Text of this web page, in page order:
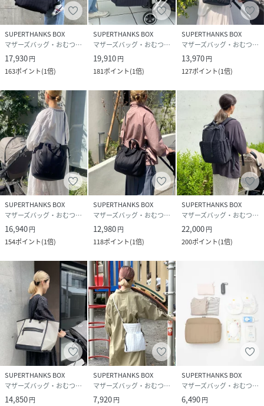
＊斜めがけしても肩に食い込まない幅広ショルダーベルトを
採用。取り外しも可能です。
【4】お洗濯可能！ご家庭の洗濯機で洗えます◎
こちらのバッグは洗濯機で洗うことができます（手洗いも可
バッグを底でたたみ、洗濯ネットに入れて、デリケートコー
ス（一番優しい洗い方、弱水流）でお洗濯してください。洗
剤は中性洗剤を使用してください。
より詳しいお手入れ方法は、SOLPRESAインスタアカウン
トや付属の下げ札をご確認ください。 洗濯を繰り返すごと
に、シワや色褪せ、パーツの劣化などが起こる場合がござい
ますが、 経年変化となりますので予めご了承ください。洗濯
の際はバッグの状態をご確認いただき処理してください。
＊＊＊＊＊＊バッグ詳細＊＊＊＊＊＊＊＊＊＊
＜ポケット数＞
背面ポケット×１
両サイドポケット×各1
両サイドドリンクホルダーポケット×各１
内側ポケット×２
＜持ち手長さ＞
30㎝～57㎝に調節可能（手持ち～肩掛け可能）
＜ショルダー長さ＞
75cm〜130cm
SUPERTHANKS BOX
マザーズバッグ・おむつポーチ
17,930円
163ポイント(1倍)
SUPERTHANKS BOX
マザーズバッグ・おむつポーチ
19,910円
181ポイント(1倍)
SUPERTHANKS BOX
マザーズバッグ・おむつポーチ
13,970円
127ポイント(1倍)
SUPERTHANKS BOX
マザーズバッグ・おむつポーチ
16,940円
154ポイント(1倍)
SUPERTHANKS BOX
マザーズバッグ・おむつポーチ
12,980円
118ポイント(1倍)
SUPERTHANKS BOX
マザーズバッグ・おむつポーチ
22,000円
200ポイント(1倍)
SUPERTHANKS BOX
マザーズバッグ・おむつポーチ
14,850円
SUPERTHANKS BOX
マザーズバッグ・おむつポーチ
7,920円
SUPERTHANKS BOX
マザーズバッグ・おむつポーチ
6,490円